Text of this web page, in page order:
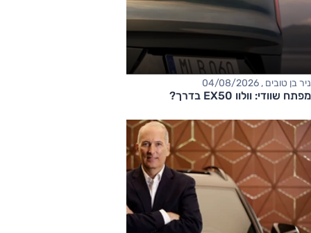
ניר בן טובים , 04/08/2026
מפתח שוודי: וולוו EX50 בדרך?